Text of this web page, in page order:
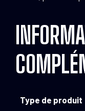
Type de produit